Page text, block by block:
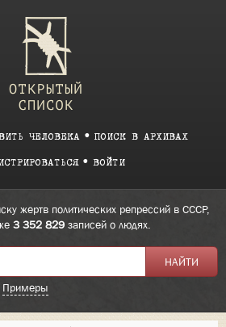
ЧЕЛОВЕКА ПОИСК В АРХИВАХ
ВОЙТИ
жертв политических репрессий в СССР,
3 352 829 записей о людях.
Примеры